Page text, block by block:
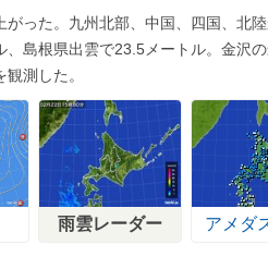
った。九州北部、中国、四国、北
島根県出雲で23.5メートル。金沢
測した。
雨雲レーダー アメダ